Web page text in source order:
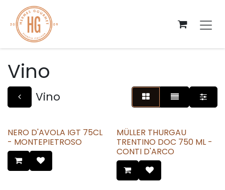
Ir al contenido
Vino
Vino
NERO D'AVOLA IGT 75CL
- MONTEPIETROSO
MÜLLER THURGAU
TRENTINO DOC 750 ML -
CONTI D'ARCO